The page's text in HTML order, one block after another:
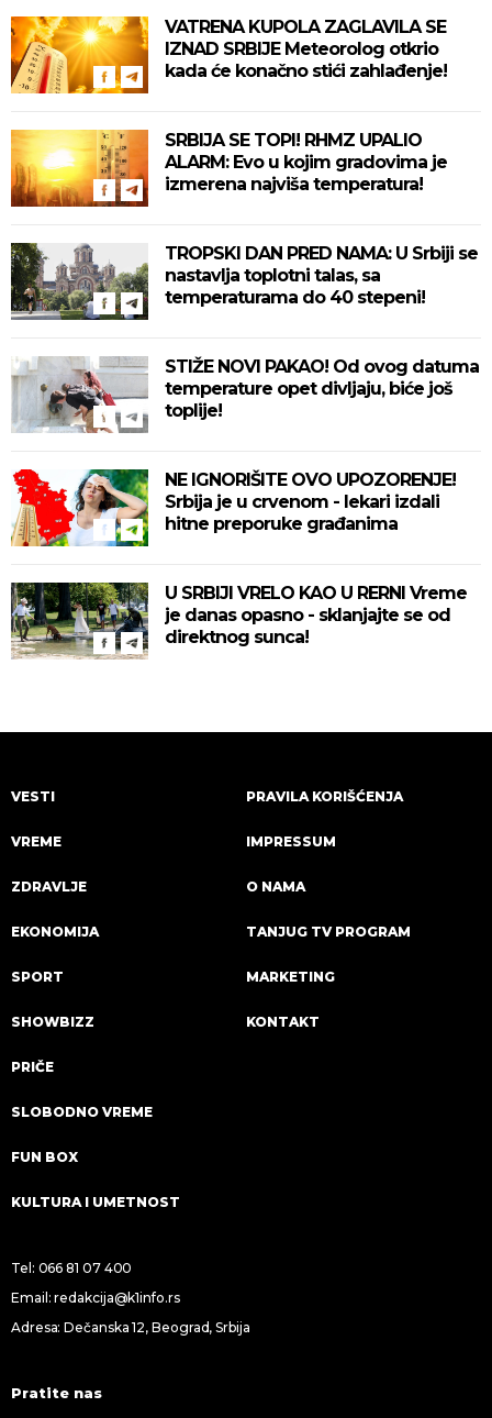
VATRENA KUPOLA ZAGLAVILA SE
IZNAD SRBIJE Meteorolog otkrio
kada će konačno stići zahlađenje!
SRBIJA SE TOPI! RHMZ UPALIO
ALARM: Evo u kojim gradovima je
izmerena najviša temperatura!
TROPSKI DAN PRED NAMA: U Srbiji se
nastavlja toplotni talas, sa
temperaturama do 40 stepeni!
STIŽE NOVI PAKAO! Od ovog datuma
temperature opet divljaju, biće još
toplije!
NE IGNORIŠITE OVO UPOZORENJE!
Srbija je u crvenom - lekari izdali
hitne preporuke građanima
U SRBIJI VRELO KAO U RERNI Vreme
je danas opasno - sklanjajte se od
direktnog sunca!
VESTI
VREME
ZDRAVLJE
EKONOMIJA
SPORT
SHOWBIZZ
PRIČE
SLOBODNO VREME
FUN BOX
KULTURA I UMETNOST
PRAVILA KORIŠĆENJA
IMPRESSUM
O NAMA
TANJUG TV PROGRAM
MARKETING
KONTAKT
Tel: 066 81 07 400
Email:redakcija@k1info.rs
Adresa: Dečanska 12, Beograd, Srbija
Pratite nas